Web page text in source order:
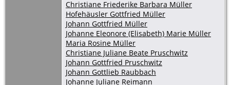
Christiane Friederike Barbara Müller
Hofehäusler Gottfried Müller
Johann Gottfried Müller
Johanne Eleonore (Elisabeth) Marie Müller
Maria Rosine Müller
Christiane Juliane Beate Pruschwitz
Johann Gottfried Pruschwitz
Johann Gottlieb Raubbach
Johanne Juliane Reimann